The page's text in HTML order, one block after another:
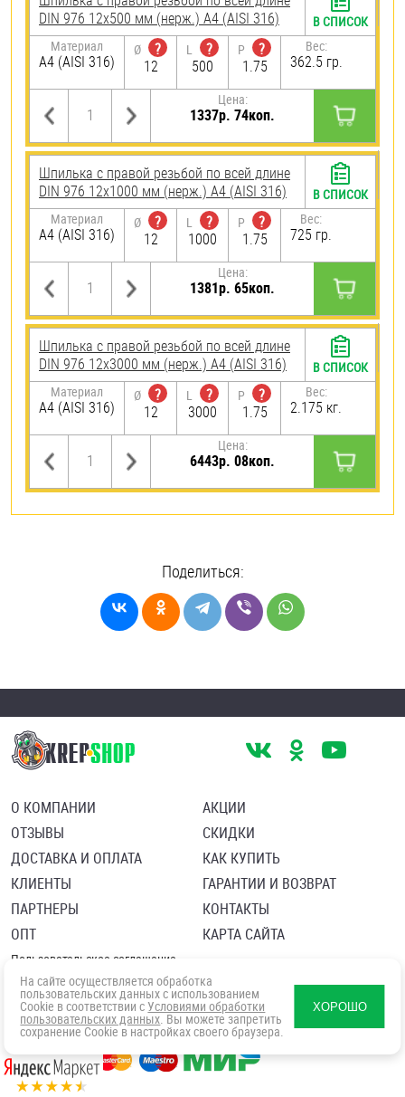
DIN 976 12х500 мм (нерж.) A4 (AISI 316)
Материал
A4 (AISI 316)
Ø
?
12
L
?
500
P
?
1.75
Вес:
362.5 гр.
Цена:
1337р. 74коп.
В СПИСОК
Шпилька с правой резьбой по всей длине
DIN 976 12х1000 мм (нерж.) A4 (AISI 316)
Материал
A4 (AISI 316)
Ø
?
12
L
?
1000
P
?
1.75
Вес:
725 гр.
Цена:
1381р. 65коп.
В СПИСОК
Шпилька с правой резьбой по всей длине
DIN 976 12х3000 мм (нерж.) A4 (AISI 316)
Материал
A4 (AISI 316)
Ø
?
12
L
?
3000
P
?
1.75
Вес:
2.175 кг.
Цена:
6443р. 08коп.
В СПИСОК
Поделиться:
О КОМПАНИИ
ОТЗЫВЫ
ДОСТАВКА И ОПЛАТА
КЛИЕНТЫ
ПАРТНЕРЫ
ОПТ
АКЦИИ
СКИДКИ
КАК КУПИТЬ
ГАРАНТИИ И ВОЗВРАТ
КОНТАКТЫ
КАРТА САЙТА
Пользовательское соглашение
Политика в отношении обработки персональных данных
Согласие посетителя сайта на обработку персональных данны
На сайте осуществляется обработка
пользовательских данных с использованием
Cookie в соответствии с Условиями обработки
пользовательских данных. Вы можете запретить
сохранение Cookie в настройках своего браузера.
ХОРОШО